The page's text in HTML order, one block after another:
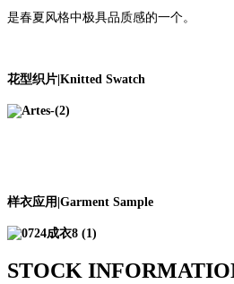
是春夏风格中极具品质感的一个。
花型织片|Knitted Swatch
样衣应用|Garment Sample
STOCK